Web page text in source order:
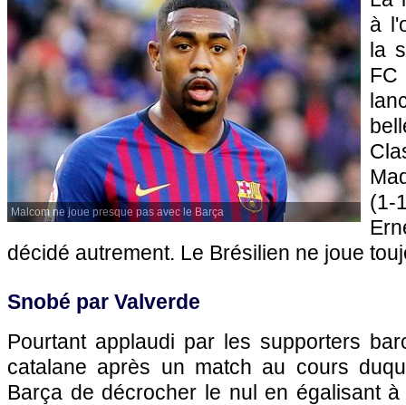
Malcom ne joue presque pas avec le Barça
à
la
(1-
décidé autrement. Le Brésilien ne joue
Snobé par Valverde
Pourtant applaudi par les supporters
catalane après un match au cours
Barça de décrocher le nul en égalisant